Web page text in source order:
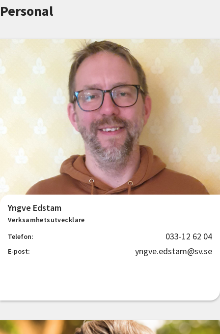
Nyheter
Lyssna
Personal
Yngve Edstam
Verksamhetsutvecklare
Telefon:
033-12 62 04
E-post: yngve.edstam@sv.se